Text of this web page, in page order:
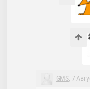
GMS, 7